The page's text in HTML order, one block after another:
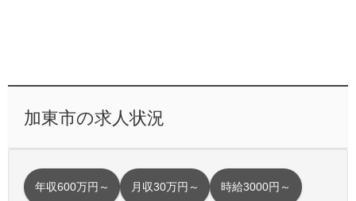
加東市の求人状況
年収600万円～ 月収30万円～ 時給3000円～